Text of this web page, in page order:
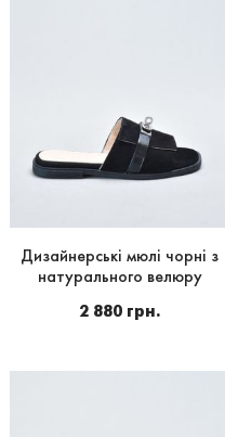
Дизайнерські мюлі чорні з
натурального велюру
2 880 грн.